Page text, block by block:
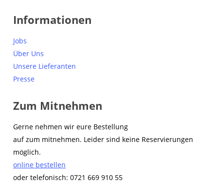
Informationen
Jobs
Über Uns
Unsere Lieferanten
Presse
Zum Mitnehmen
Gerne nehmen wir eure Bestellung
auf zum mitnehmen. Leider sind keine Reservierungen
möglich.
online bestellen
oder telefonisch: 0721 669 910 55